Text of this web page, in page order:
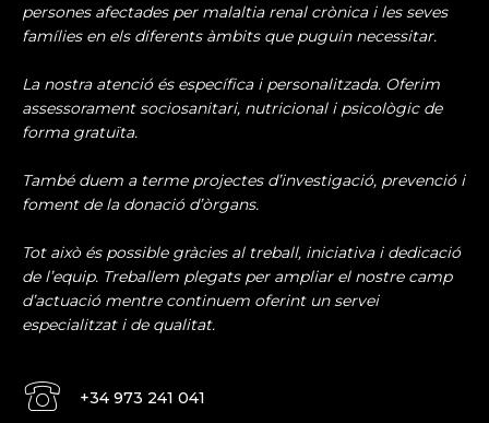
persones afectades per malaltia renal crònica i les seves
famílies en els diferents àmbits que puguin necessitar.
La nostra atenció és específica i personalitzada. Oferim
assessorament sociosanitari, nutricional i psicològic de
forma gratuïta.
També duem a terme projectes d’investigació, prevenció i
foment de la donació d’òrgans.
Tot això és possible gràcies al treball, iniciativa i dedicació
de l’equip. Treballem plegats per ampliar el nostre camp
d’actuació mentre continuem oferint un servei
especialitzat i de qualitat.
+34 973 241 041